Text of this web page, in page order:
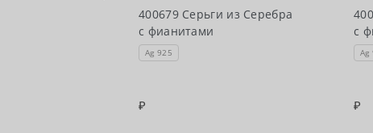
400679 Серьги из Серебра
с фианитами
Ag 925
с
Ag